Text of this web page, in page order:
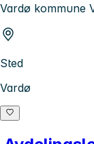
Vardø kommune
Sted
Vardø